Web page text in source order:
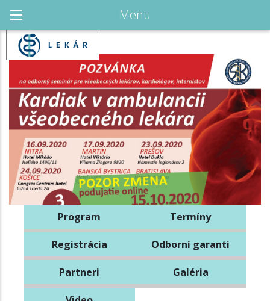
Menu
Program Termíny
Registrácia Odborní garanti
Partneri Galéria